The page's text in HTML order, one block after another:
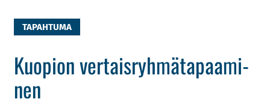
TAPAHTUMA
Kuo­pion ver­tais­ryh­mä­ta­paa­mi­
nen